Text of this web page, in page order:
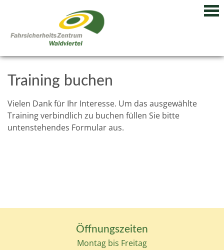
Training buchen
Vielen Dank für Ihr Interesse. Um das ausgewählte
Training verbindlich zu buchen füllen Sie bitte
untenstehendes Formular aus.
Öffnungszeiten
Montag bis Freitag